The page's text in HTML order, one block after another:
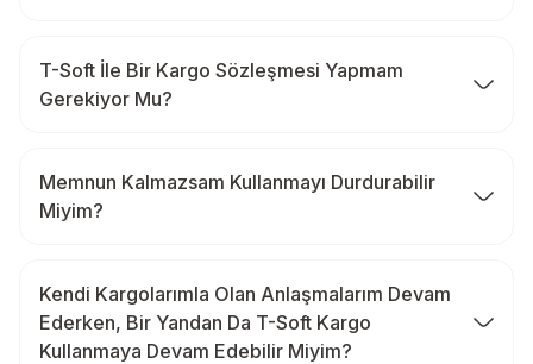
T-Soft İle Bir Kargo Sözleşmesi Yapmam
Gerekiyor Mu?
Memnun Kalmazsam Kullanmayı Durdurabilir
Miyim?
Kendi Kargolarımla Olan Anlaşmalarım Devam
Ederken, Bir Yandan Da T-Soft Kargo
Kullanmaya Devam Edebilir Miyim?